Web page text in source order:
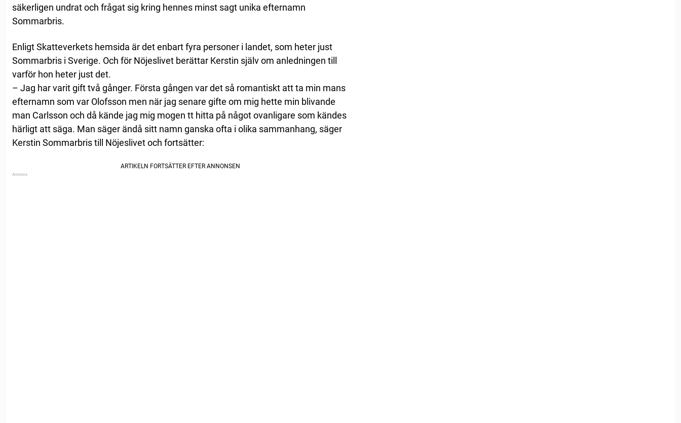
säkerligen undrat och frågat sig kring hennes minst sagt unika efternamn
Sommarbris.
Enligt Skatteverkets hemsida är det enbart fyra personer i landet, som heter just
Sommarbris i Sverige. Och för Nöjeslivet berättar Kerstin själv om anledningen till
varför hon heter just det.
– Jag har varit gift två gånger. Första gången var det så romantiskt att ta min mans
efternamn som var Olofsson men när jag senare gifte om mig hette min blivande
man Carlsson och då kände jag mig mogen tt hitta på något ovanligare som kändes
härligt att säga. Man säger ändå sitt namn ganska ofta i olika sammanhang, säger
Kerstin Sommarbris till Nöjeslivet och fortsätter: